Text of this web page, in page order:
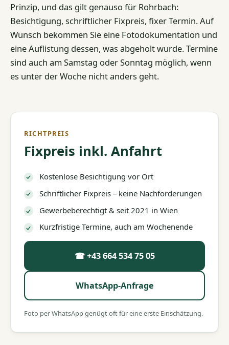
Prinzip, und das gilt genauso für Rohrbach:
Besichtigung, schriftlicher Fixpreis, fixer Termin. Auf
Wunsch bekommen Sie eine Fotodokumentation und
eine Auflistung dessen, was abgeholt wurde. Termine
sind auch am Samstag oder Sonntag möglich, wenn
es unter der Woche nicht anders geht.
RICHTPREIS
Fixpreis inkl. Anfahrt
Kostenlose Besichtigung vor Ort
Schriftlicher Fixpreis – keine Nachforderungen
Gewerbeberechtigt & seit 2021 in Wien
Kurzfristige Termine, auch am Wochenende
☎ +43 664 534 75 05
WhatsApp-Anfrage
Foto per WhatsApp genügt oft für eine erste Einschätzung.